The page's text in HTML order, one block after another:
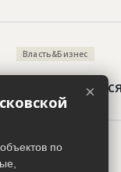
Власть&Бизнес
Власть&Бизнес
×
по